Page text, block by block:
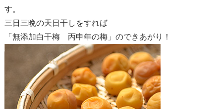
す。
三日三晩の天日干しをすれば
「無添加白干梅 丙申年の梅」のできあがり！